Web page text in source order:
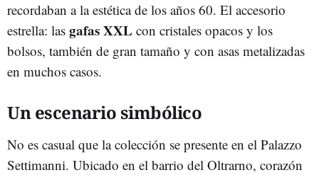
recordaban a la estética de los años 60. El accesorio
estrella: las gafas XXL con cristales opacos y los
bolsos, también de gran tamaño y con asas metalizadas
en muchos casos.
Un escenario simbólico
No es casual que la colección se presente en el Palazzo
Settimanni. Ubicado en el barrio del Oltrarno, corazón